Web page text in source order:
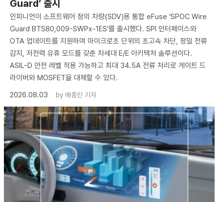
Guard’ 출시
인피니언이 소프트웨어 정의 차량(SDV)용 통합 eFuse ‘SPOC Wire
Guard BTS80,009-SWPx-1ES’를 출시했다. SPI 인터페이스와
OTA 업데이트를 지원하며 마이크로초 단위의 초고속 차단, 정밀 전류
감지, 저전력 유휴 모드를 갖춘 차세대 E/E 아키텍처 솔루션이다.
ASIL-D 안전 레벨 적용 가능하고 최대 34.5A 전류 처리로 게이트 드
라이버와 MOSFET을 대체할 수 있다.
2026.08.03
by 배종인 기자